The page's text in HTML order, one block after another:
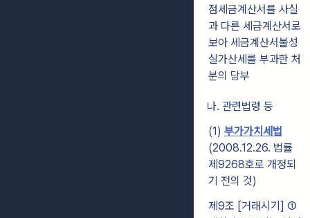
점세금계산서를 사실
과 다른 세금계산서로
보아 세금계산서불성
실가산세를 부과한 처
분의 당부
나. 관련법령 등
(1) 부가가치세법
(2008.12.26. 법률
제9268호로 개정되
기 전의 것)
제9조 [거래시기] ①